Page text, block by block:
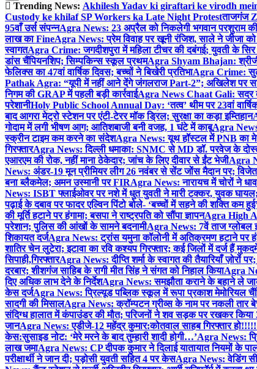
Trending News: Akhilesh Yadav ki giraftari ke virodh
Custody ke khilaf SP Workers ka Late Night Protestताजगंज
95वाँ उर्स संपन्नAgra News: 23 अप्रैल को निकलेगी भगवान परशुराम की
लाख का FineAgra News: प्रेम विवाह पर खूनी रंजिश, साले ने जीजा को
स्वागतAgra Crime: जगदीशपुरा में महिला टीचर की दबंगई; युवती के सिर
डांस चैंपियनशिप; सिम्पकिन्स स्कूल प्रथमAgra Shyam Bhajan:
फेलिक्स का 47वां वार्षिक दिवस; बच्चों ने बिखेरी प्रतिभाAgra Crime:
Pathak Agra: “यूपी में नहीं आने देंगे जंगलराज Part-2”; अखिलेश पर
निगम की GRAP में पहली बड़ी कार्रवाईAgra News Chaat Gali: सदर
परेशानीHoly Public School Annual Day: ‘तत्व’ थीम पर 23वां
बाद आगरा मेट्रो स्टेशन पर एंटी-टेरर मॉक ड्रिल; सुरक्षा का कड़ा इम्तिहान
गोदाम में लगी भीषण आग; आतिशबाजी बनी वजह, 1 घंटे में काबूAgra
स्क्रीन टाइम कम करने का संदेशAgra News: यूथ हॉस्टल में PNB का
गिरफ्तारAgra News: दिल्ली धमाका: SNMC से MD डॉ. परवेज के
एआरएम की रोक, नहीं माना ठेकेदार; जांच के लिए दीवार से ईंट भेजीAgra
News: अंडर-19 मून प्रीमियर लीग 26 नवंबर से सेंट जोंस मैदान पर;
बना ब्लैकमेल; अमन उस्मानी पर FIRAgra News: नारायच में चोरों ने
News: ISBT फ्लाईओवर पर नशे में धुत युवती ने मारी टक्कर, युवक
पढ़ाई के दबाव पर फादर एल्विन पिंटो बोले- ‘बच्चों में सहने की शक्ति कम
की मूर्ति हटाने पर हंगामा; बसपा ने राष्ट्रपति को सौंपा ज्ञापनAgra High
परेशान; पुलिस की आंखों के सामने बदनामीAgra News: 7वें ताज ग्लोबल
शिकायत दर्जAgra News: ट्रांस यमुना कॉलोनी में अतिक्रमण हटाने पर
शातिर चेन लुटेरा; इटावा का रवि कश्यप गिरफ्तार; कई जिलों में दर्ज हैं
सिपाही,गिरफ्तारAgra News: दीप्ति शर्मा के स्वागत की तैयारियाँ ज़ोरों
दरबार; शीशगंज साहिब के रागी मीत सिंह ने संगत को निहाल कियाAgra
दिए अधिक लाभ देने के निर्देशAgra News: समझौता कराने के बहाने ले
केस दर्जAgra News: प्रिल्यूड पब्लिक स्कूल में रूपा प्रकाश मेमोरियल
सादगी की मिसालAgra News: क्रॉम्पटन ग्रीव्स के नाम पर नकली तार
संदिग्ध हालात में कंपाउंडर की मौत; परिजनों ने शव सड़क पर रखकर किया
जानAgra News: एडीजे-12 महेंद्र कुमार:कोतवाल साहब गिरफ्तार
केस:सुसाइड नोट: ‘मेरे मरने के बाद तुम्हारी शादी होगी…’Agra News:
लाख जमाAgra News: CP दीपक कुमार ने दिलाई यातायात नियमों के
परीक्षार्थी ने जान दी; पड़ोसी युवती सहित 4 पर केसAgra News: वेडिंग